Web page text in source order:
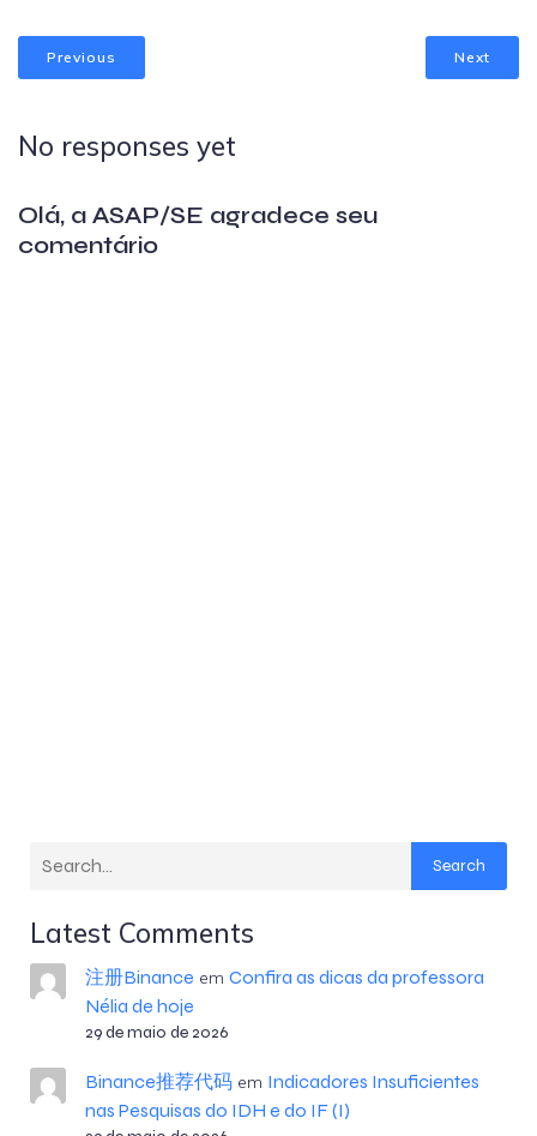
Previous Next
No responses yet
Olá, a ASAP/SE agradece seu
comentário
Search
Latest Comments
注册Binance em Confira as dicas da professora
Nélia de hoje
29 de maio de 2026
Binance推荐代码em Indicadores Insuficientes
nas Pesquisas do IDH e do IF (I)